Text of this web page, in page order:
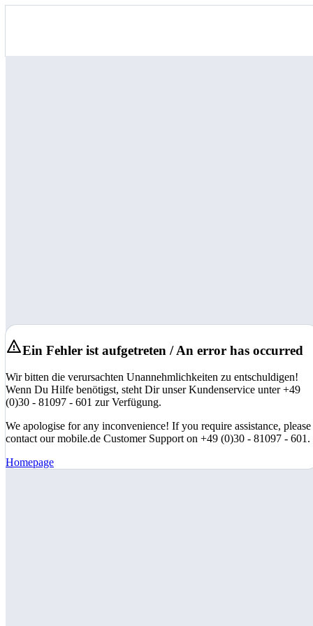
Ein Fehler ist aufgetreten / An error has occurred
Wir bitten die verursachten Unannehmlichkeiten zu entschuldigen!
Wenn Du Hilfe benötigst, steht Dir unser Kundenservice unter +49
(0)30 - 81097 - 601 zur Verfügung.
We apologise for any inconvenience! If you require assistance, please
contact our mobile.de Customer Support on +49 (0)30 - 81097 - 601.
Homepage